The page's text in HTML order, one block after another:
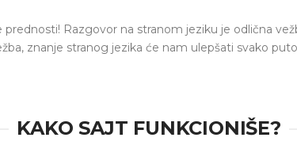
Razgovor na stranom jeziku je odlična
znanje stranog jezika će nam ulepšati svako
Sa utrenu.com lako i brzo pronađi
KAKO SAJT FUNKCIONIŠE?